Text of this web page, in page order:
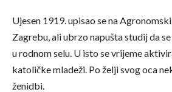
Ujesen 1919. upisao se na
Zagrebu, ali ubrzo napušta studij da
u rodnom selu. U isto se vrijeme
katoličke mladeži. Po želji svog oca
ženidbi.